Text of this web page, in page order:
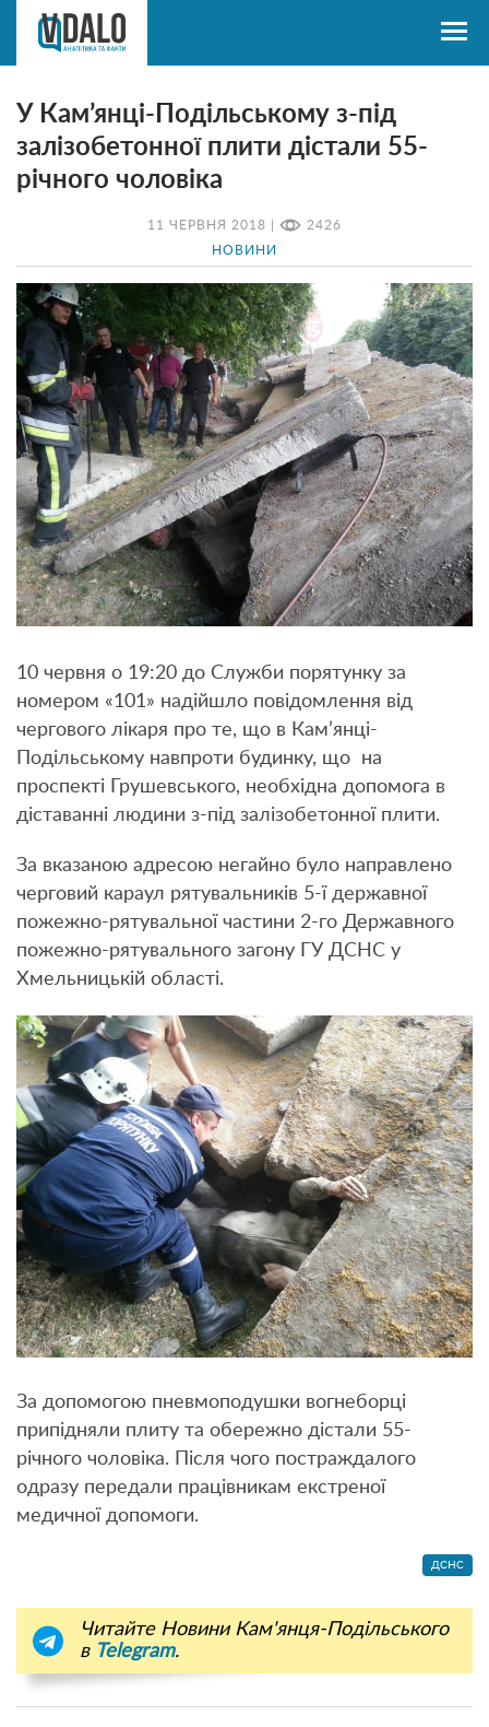
11 ЧЕРВНЯ 2018 | 2426
НОВИНИ
У Кам’янці-Подільському з-під
залізобетонної плити дістали 55-
річного чоловіка
10 червня о 19:20 до Служби порятунку за
номером «101» надійшло повідомлення від
чергового лікаря про те, що в Кам’янці-
Подільському навпроти будинку, що на
проспекті Грушевського, необхідна допомога в
діставанні людини з-під залізобетонної плити.
За вказаною адресою негайно було направлено
черговий караул рятувальників 5-ї державної
пожежно-рятувальної частини 2-го Державного
пожежно-рятувального загону ГУ ДСНС у
Хмельницькій області.
За допомогою пневмоподушки вогнеборці
припідняли плиту та обережно дістали 55-
річного чоловіка. Після чого постраждалого
одразу передали працівникам екстреної
медичної допомоги.
ДСНС
Читайте Новини Кам'янця-Подільського
в Telegram.